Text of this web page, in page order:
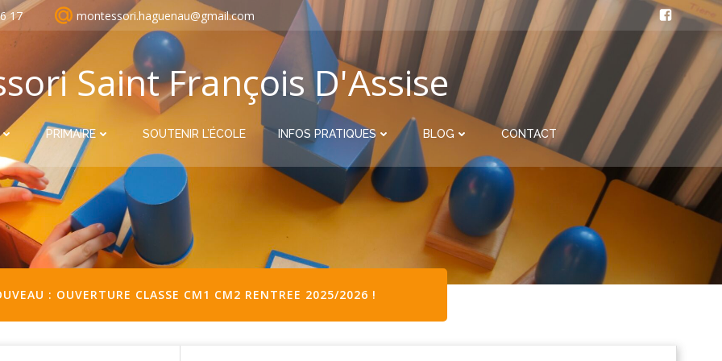
17 montessori.haguenau@gmail.com
Saint François D'Assise
PRIMAIRE SOUTENIR L’ÉCOLE INFOS PRATIQUES BLOG CONTACT
: OUVERTURE CLASSE CM1 CM2 RENTREE 2025/2026 !